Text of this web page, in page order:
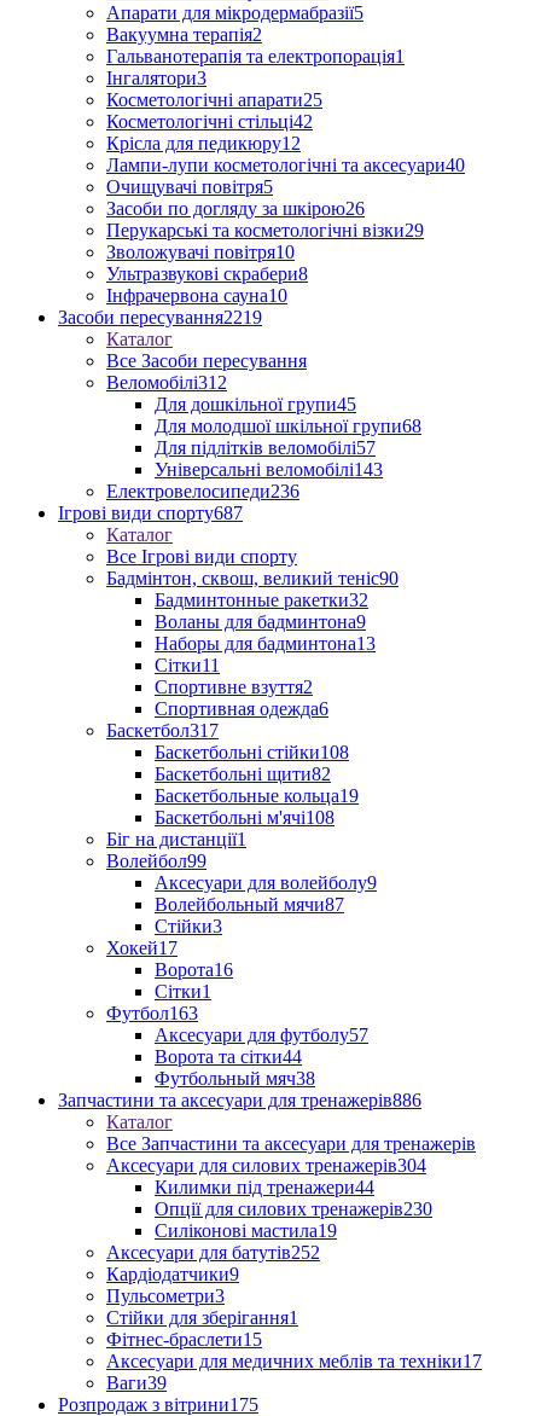
Апарати для мікродермабразії5
Вакуумна терапія2
Гальванотерапія та електропорація1
Інгалятори3
Косметологічні апарати25
Косметологічні стільці42
Крісла для педикюру12
Лампи-лупи косметологічні та аксесуари40
Очищувачі повітря5
Засоби по догляду за шкірою26
Перукарські та косметологічні візки29
Зволожувачі повітря10
Ультразвукові скрабери8
Інфрачервона сауна10
Засоби пересування2219
Каталог
Все Засоби пересування
Веломобілі312
Для дошкільної групи45
Для молодшої шкільної групи68
Для підлітків веломобілі57
Універсальні веломобілі143
Електровелосипеди236
Ігрові види спорту687
Каталог
Все Ігрові види спорту
Бадмінтон, сквош, великий теніс90
Бадминтонные ракетки32
Воланы для бадминтона9
Наборы для бадминтона13
Сітки11
Спортивне взуття2
Спортивная одежда6
Баскетбол317
Баскетбольні стійки108
Баскетбольні щити82
Баскетбольные кольца19
Баскетбольні м'ячі108
Біг на дистанції1
Волейбол99
Аксесуари для волейболу9
Волейбольный мячи87
Стійки3
Хокей17
Ворота16
Сітки1
Футбол163
Аксесуари для футболу57
Ворота та сітки44
Футбольный мяч38
Запчастини та аксесуари для тренажерів886
Каталог
Все Запчастини та аксесуари для тренажерів
Аксесуари для силових тренажерів304
Килимки під тренажери44
Опції для силових тренажерів230
Силіконові мастила19
Аксесуари для батутів252
Кардіодатчики9
Пульсометри3
Стійки для зберігання1
Фітнес-браслети15
Аксесуари для медичних меблів та техніки17
Ваги39
Розпродаж з вітрини175